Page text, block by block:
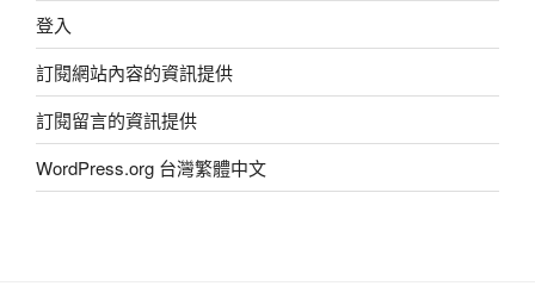
登入
訂閱網站內容的資訊提供
訂閱留言的資訊提供
WordPress.org 台灣繁體中文